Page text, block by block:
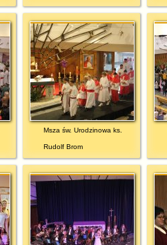
Msza św. Urodzinowa ks.
Rudolf Brom